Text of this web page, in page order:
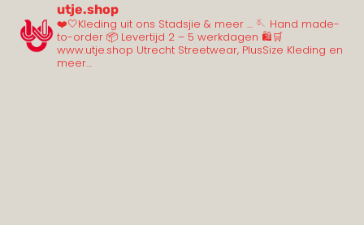
utje.shop
❤️🤍Kleding uit ons Stadsjie & meer … 🪡 Hand made-
to-order 📦 Levertijd 2 – 5 werkdagen 🛍️🛒
www.utje.shop Utrecht Streetwear, PlusSize Kleding en
meer…